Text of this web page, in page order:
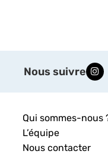
Nous suivre
Qui sommes-nous
L’équipe
Nous contacter